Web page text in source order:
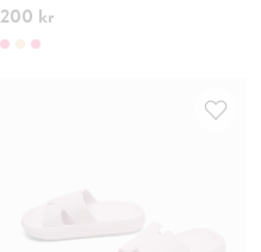
200 kr